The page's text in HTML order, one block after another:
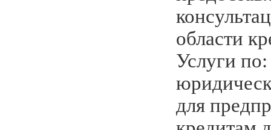
области
Услуги
для